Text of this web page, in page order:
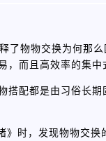
物物交换为何那
，而且高效率的集
搭配都是由习俗长
》时，发现物物交